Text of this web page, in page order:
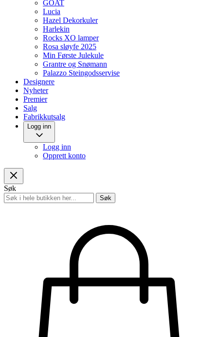
GOAT
Lucia
Hazel Dekorkuler
Harlekin
Rocks XO lamper
Rosa sløyfe 2025
Min Første Julekule
Grantre og Snømann
Palazzo Steingodsservise
Designere
Nyheter
Premier
Salg
Fabrikkutsalg
Logg inn
Logg inn
Opprett konto
Søk
Søk